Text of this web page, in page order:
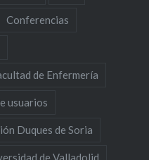
Conferencias
de Enfermería
usuarios
Duques de Soria
de Valladolid